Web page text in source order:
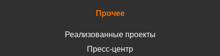
Прочее
Реализованные проекты
Пресс-центр